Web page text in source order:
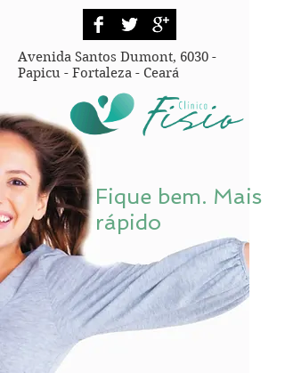
Avenida Santos Dumont, 6030 -
Papicu - Fortaleza - Ceará
Fique bem. Mais
rápido